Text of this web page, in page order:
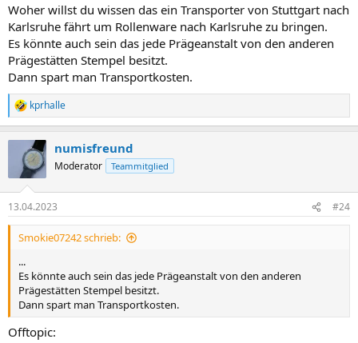
:
Woher willst du wissen das ein Transporter von Stuttgart nach
Karlsruhe fährt um Rollenware nach Karlsruhe zu bringen.
Es könnte auch sein das jede Prägeanstalt von den anderen
Prägestätten Stempel besitzt.
Dann spart man Transportkosten.
R
e
e
n
kprhalle
numisfreund
Moderator Teammitglied
13.04.2023 #24
Smokie07242 schrieb:
...
Es könnte auch sein das jede Prägeanstalt von den anderen
Prägestätten Stempel besitzt.
Dann spart man Transportkosten.
Offtopic: